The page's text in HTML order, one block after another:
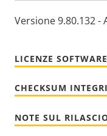
Versione 9.80.132 -
LICENZE SOFTWARE
CHECKSUM
NOTE SUL